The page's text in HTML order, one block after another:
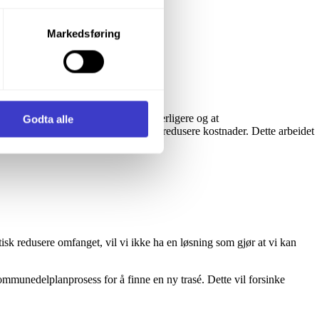
du vil samtykke til ved å
inn og behandler
Markedsføring
Godta alle
må tas av Storting og regjering.
bidratt til at kostnadene øker ytterligere og at
alternativer hvor hensikten var å redusere kostnader. Dette arbeidet
redusere omfanget, vil vi ikke ha en løsning som gjør at vi kan
for å finne en ny trasé. Dette vil forsinke